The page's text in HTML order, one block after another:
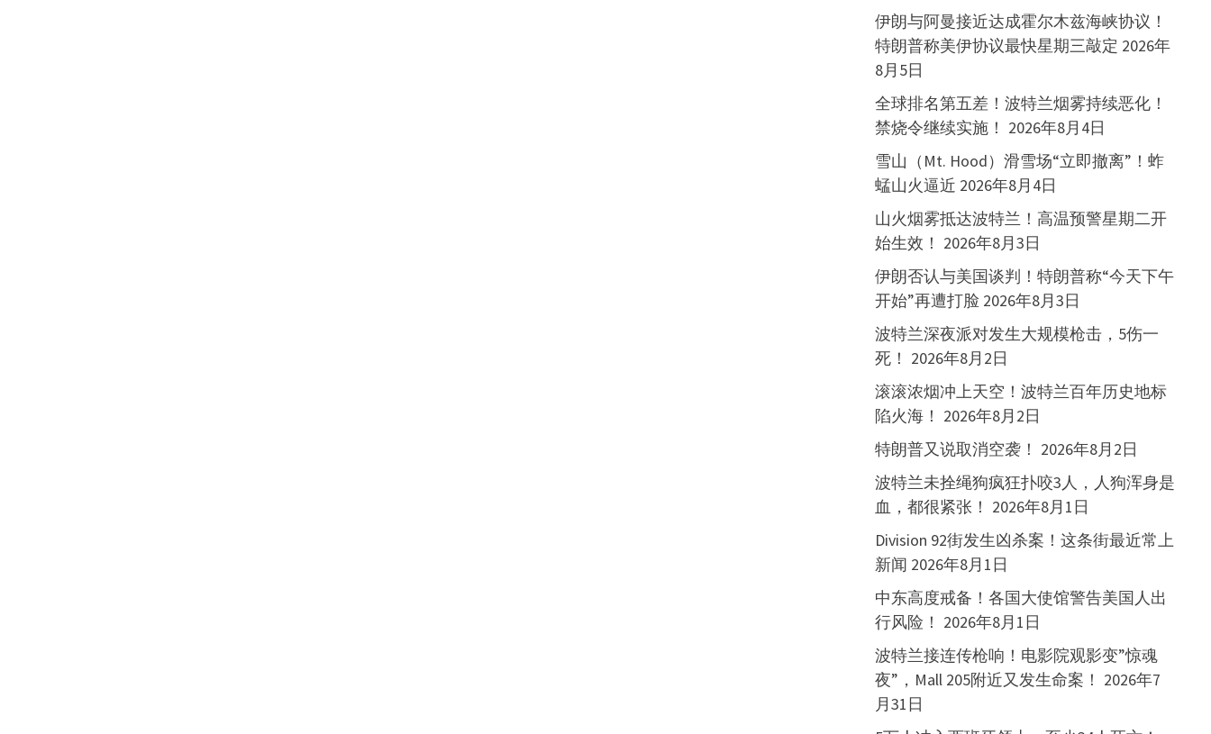
伊朗与阿曼接近达成霍尔木兹海峡协议！
特朗普称美伊协议最快星期三敲定 2026年
8月5日
全球排名第五差！波特兰烟雾持续恶化！
禁烧令继续实施！ 2026年8月4日
雪山（Mt. Hood）滑雪场“立即撤离”！蚱
蜢山火逼近 2026年8月4日
山火烟雾抵达波特兰！高温预警星期二开
始生效！ 2026年8月3日
伊朗否认与美国谈判！特朗普称“今天下午
开始”再遭打脸 2026年8月3日
波特兰深夜派对发生大规模枪击，5伤一
死！ 2026年8月2日
滚滚浓烟冲上天空！波特兰百年历史地标
陷火海！ 2026年8月2日
特朗普又说取消空袭！ 2026年8月2日
波特兰未拴绳狗疯狂扑咬3人，人狗浑身是
血，都很紧张！ 2026年8月1日
Division 92街发生凶杀案！这条街最近常上
新闻 2026年8月1日
中东高度戒备！各国大使馆警告美国人出
行风险！ 2026年8月1日
波特兰接连传枪响！电影院观影变”惊魂
夜”，Mall 205附近又发生命案！ 2026年7
月31日